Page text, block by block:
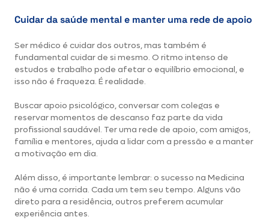
Cuidar da saúde mental e manter uma rede de apoio
Ser médico é cuidar dos outros, mas também é
fundamental cuidar de si mesmo. O ritmo intenso de
estudos e trabalho pode afetar o equilíbrio emocional, e
isso não é fraqueza. É realidade.
Buscar apoio psicológico, conversar com colegas e
reservar momentos de descanso faz parte da vida
profissional saudável. Ter uma rede de apoio, com amigos,
família e mentores, ajuda a lidar com a pressão e a manter
a motivação em dia.
Além disso, é importante lembrar: o sucesso na Medicina
não é uma corrida. Cada um tem seu tempo. Alguns vão
direto para a residência, outros preferem acumular
experiência antes.